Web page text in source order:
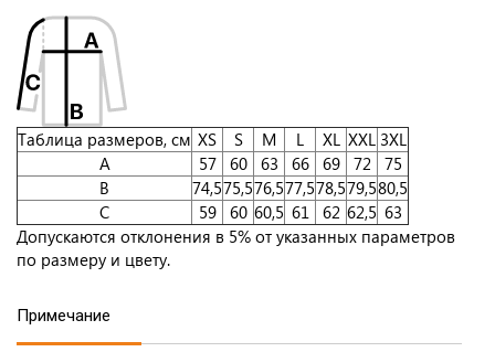
Таблица размеров, см XS S M L XL XXL 3XL
A
57 60 63 66 69 72
75
B
74,575,576,577,578,579,580,5
C
59 60 60,5 61 62 62,5 63
Допускаются отклонения в 5% от указанных параметров
по размеру и цвету.
Примечание